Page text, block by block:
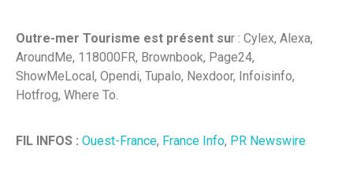
Outre-mer Tourisme est présent sur : Cylex, Alexa,
AroundMe, 118000FR, Brownbook, Page24,
ShowMeLocal, Opendi, Tupalo, Nexdoor, Infoisinfo,
Hotfrog, Where To.
FIL INFOS : Ouest-France, France Info, PR Newswire